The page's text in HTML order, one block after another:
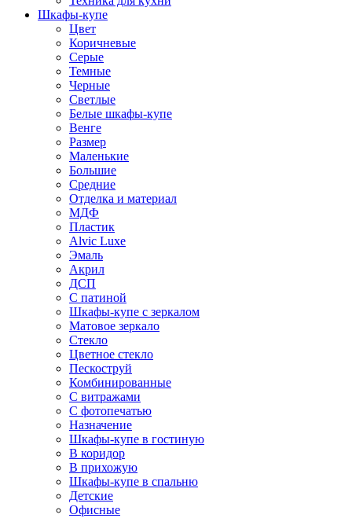
Шкафы-купе
Цвет
Коричневые
Серые
Темные
Черные
Светлые
Белые шкафы-купе
Венге
Размер
Маленькие
Большие
Средние
Отделка и материал
МДФ
Пластик
Alvic Luxe
Эмаль
Акрил
ДСП
С патиной
Шкафы-купе с зеркалом
Матовое зеркало
Стекло
Цветное стекло
Пескоструй
Комбинированные
С витражами
С фотопечатью
Назначение
Шкафы-купе в гостиную
В коридор
В прихожую
Шкафы-купе в спальню
Детские
Офисные